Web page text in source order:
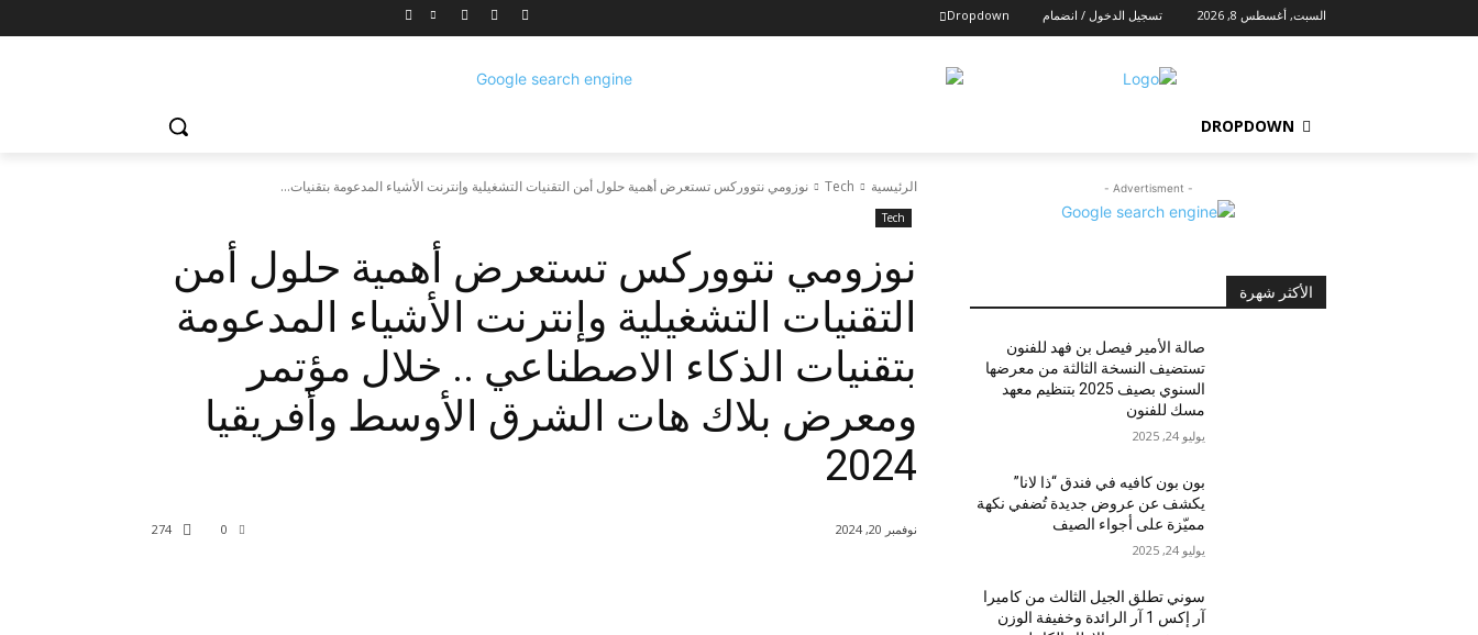
السبت, أغسطس 8, 2026 تسجيل الدخول / انضمام Dropdown
DROPDOWN
الرئيسية Tech نوزومي نتووركس تستعرض أهمية حلول أمن التقنيات التشغيلية وإنترنت الأشياء المدعومة بتقنيات...
Tech
نوزومي نتووركس تستعرض أهمية حلول أمن
التقنيات التشغيلية وإنترنت الأشياء المدعومة
بتقنيات الذكاء الاصطناعي .. خلال مؤتمر
ومعرض بلاك هات الشرق الأوسط وأفريقيا
2024
0
274 نوفمبر 20, 2024
- Advertisment -
الأكثر شهرة
صالة الأمير فيصل بن فهد للفنون
تستضيف النسخة الثالثة من معرضها
السنوي بصيف 2025 بتنظيم معهد
مسك للفنون
يوليو 24, 2025
بون بون كافيه في فندق “ذا لانا”
يكشف عن عروض جديدة تُضفي نكهة
مميّزة على أجواء الصيف
يوليو 24, 2025
سوني تطلق الجيل الثالث من كاميرا
آر إكس 1 آر الرائدة وخفيفة الوزن